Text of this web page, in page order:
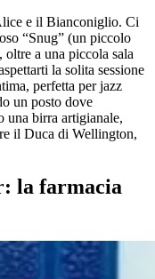
e il Bianconiglio. Ci
“Snug” (un piccolo
a una piccola sala
la solita sessione
perfetta per jazz
un posto dove
una birra artigianale,
il Duca di Wellington,
la farmacia